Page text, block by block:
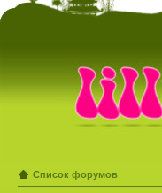
Список форумов